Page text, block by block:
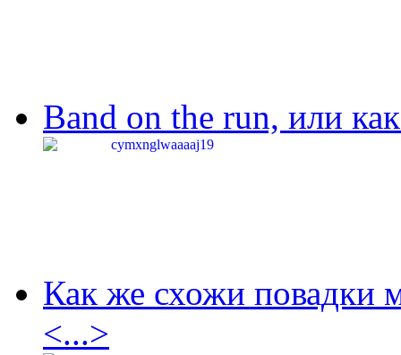
Band on the run, или
Как же схожи повадки
<...>